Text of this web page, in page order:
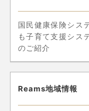
国民健康保険シス
も子育て支援シス
のご紹介
Reams地域情報